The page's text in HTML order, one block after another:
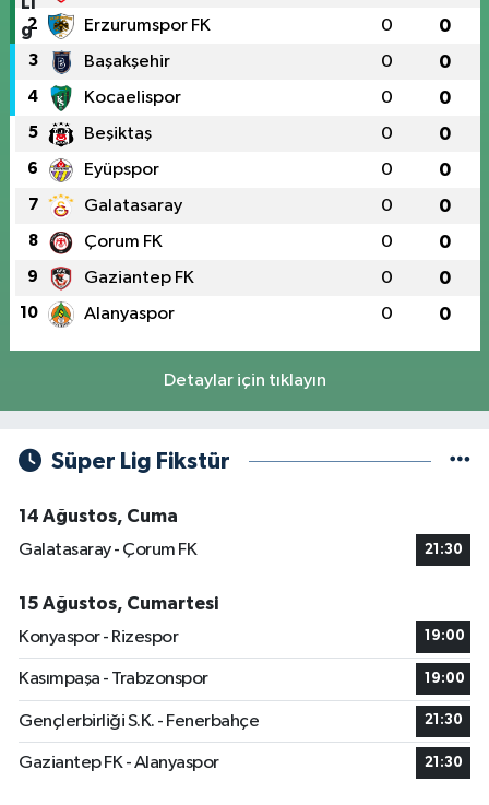
2 Erzurumspor FK 0 0
3 Başakşehir 0 0
4 Kocaelispor 0 0
5 Beşiktaş 0 0
6 Eyüpspor 0 0
7 Galatasaray 0 0
8 Çorum FK 0 0
9 Gaziantep FK 0 0
10 Alanyaspor 0 0
Detaylar için tıklayın
Süper Lig Fikstür
14 Ağustos, Cuma
Galatasaray - Çorum FK
21:30
15 Ağustos, Cumartesi
Konyaspor - Rizespor
19:00
Kasımpaşa - Trabzonspor 19:00
Gençlerbirliği S.K. - Fenerbahçe 21:30
Gaziantep FK - Alanyaspor 21:30